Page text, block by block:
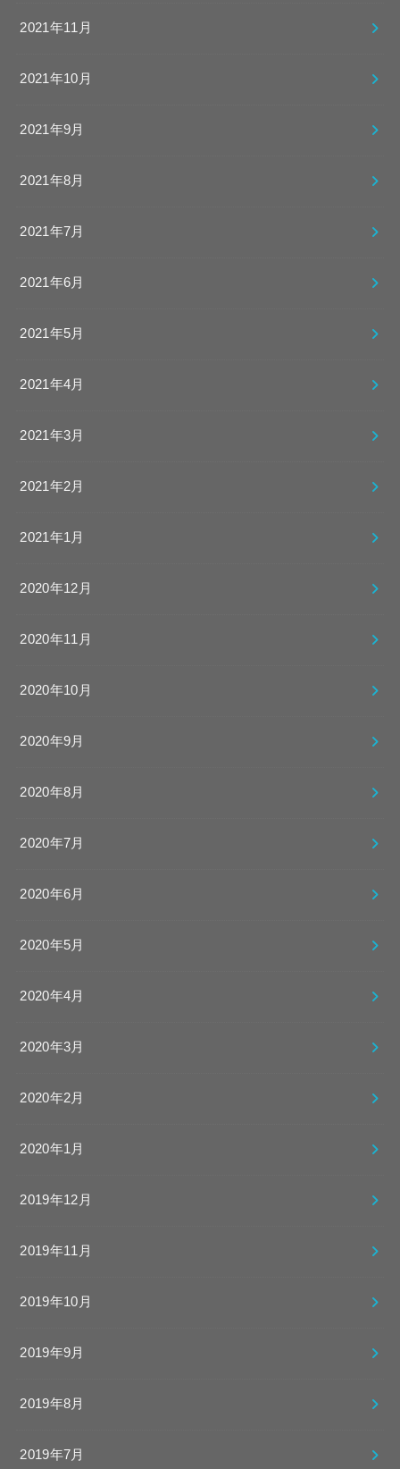
2021年11月
2021年10月
2021年9月
2021年8月
2021年7月
2021年6月
2021年5月
2021年4月
2021年3月
2021年2月
2021年1月
2020年12月
2020年11月
2020年10月
2020年9月
2020年8月
2020年7月
2020年6月
2020年5月
2020年4月
2020年3月
2020年2月
2020年1月
2019年12月
2019年11月
2019年10月
2019年9月
2019年8月
2019年7月